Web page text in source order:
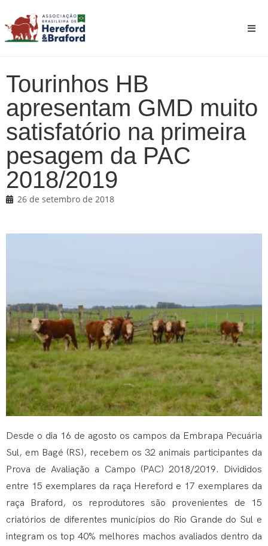
Tourinhos HB
apresentam GMD muito
satisfatório na primeira
pesagem da PAC
2018/2019
26 de setembro de 2018
Desde o dia 16 de agosto os campos da Embrapa Pecuária
Sul, em Bagé (RS), recebem os 32 animais participantes da
Prova de Avaliação a Campo (PAC) 2018/2019. Divididos
entre 15 exemplares da raça Hereford e 17 exemplares da
raça Braford, os reprodutores são provenientes de 15
criatórios de diferentes municípios do Rio Grande do Sul e
integram os top 40% melhores machos avaliados dentro da